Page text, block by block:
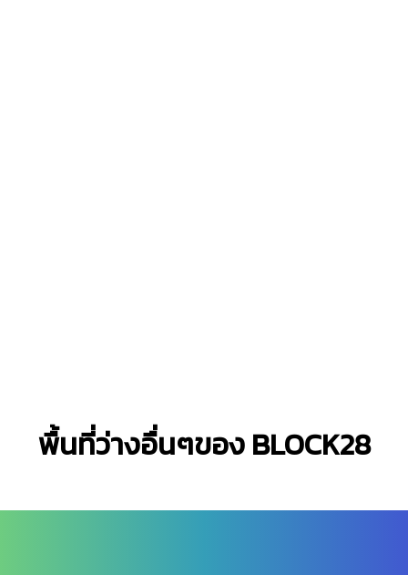
พื้นที่ว่างอื่นๆของ BLOCK28